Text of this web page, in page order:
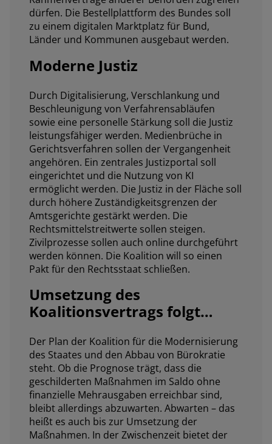
dürfen. Die Bestellplattform des Bundes soll
zu einem digitalen Marktplatz für Bund,
Länder und Kommunen ausgebaut werden.
Moderne Justiz
Durch Digitalisierung, Verschlankung und
Beschleunigung von Verfahrensabläufen
sowie eine personelle Stärkung soll die Justiz
leistungsfähiger werden. Medienbrüche in
Gerichtsverfahren sollen der Vergangenheit
angehören. Ein zentrales Justizportal soll
eingerichtet und die Nutzung von KI
ermöglicht werden. Die Justiz in der Fläche soll
durch höhere Zuständigkeitsgrenzen der
Amtsgerichte gestärkt werden. Die
Rechtsmittelstreitwerte sollen steigen.
Zivilprozesse sollen auch online durchgeführt
werden können. Die Koalition will so einen
Pakt für den Rechtsstaat schließen.
Umsetzung des
Koalitionsvertrags folgt…
Der Plan der Koalition für die Modernisierung
des Staates und den Abbau von Bürokratie
steht. Ob die Prognose trägt, dass die
geschilderten Maßnahmen im Saldo ohne
finanzielle Mehrausgaben erreichbar sind,
bleibt allerdings abzuwarten. Abwarten – das
heißt es auch bis zur Umsetzung der
Maßnahmen. In der Zwischenzeit bietet der